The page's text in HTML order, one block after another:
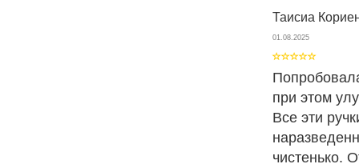
Таисиа
01.08.2025
при этом
Все эти
чистенько.